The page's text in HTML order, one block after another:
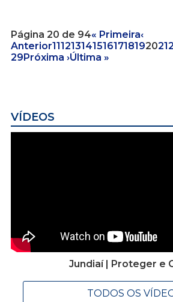
Página 20 de 94« Primeira‹
Anterior1112131415161718192021
29Próxima ›Última »
VÍDEOS
Jundiaí | Proteger e
TODOS OS